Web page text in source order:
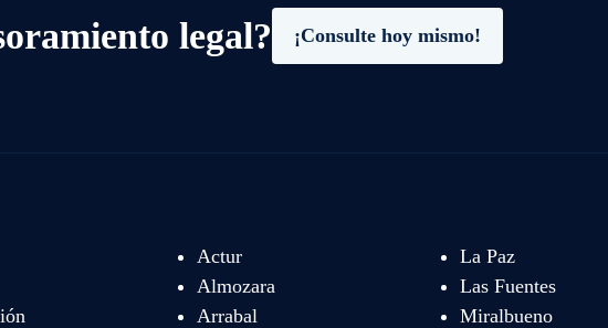
legal? ¡Consulte hoy mismo!
Actur
Almozara
Arrabal
La Paz
Las Fuentes
Miralbueno